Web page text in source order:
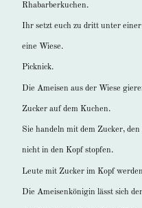
Rhabarberkuchen.
Ihr setzt euch zu dritt unter
eine Wiese.
Picknick.
Die Ameisen aus der Wiese
Zucker auf dem Kuchen.
Sie handeln mit dem Zucker, den
nicht in den Kopf stopfen.
Leute mit Zucker im Kopf
Die Ameisenkönigin lässt sich